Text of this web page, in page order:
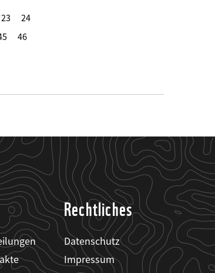
23
24
46
Rechtliches
Datenschutz
Impressum